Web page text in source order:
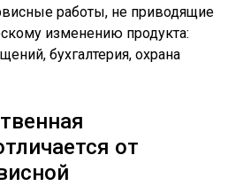
работы, не приводящие
изменению продукта:
бухгалтерия, охрана
от